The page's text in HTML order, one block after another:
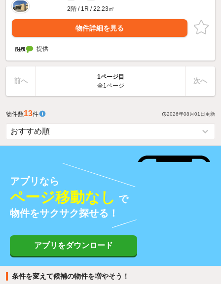
2階 / 1R / 22.23㎡
物件詳細を見る
提供
前へ
1ページ目
全1ページ
次へ
物件数13件 2026年08月01日更新
アプリなら
ページ移動なし で
物件をサクサク探せる！
アプリをダウンロード
条件を変えて候補の物件を増やそう！